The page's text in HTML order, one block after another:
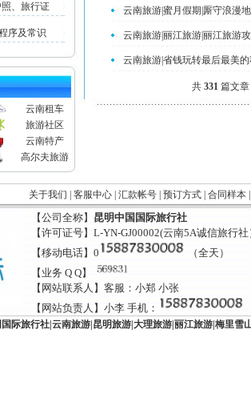
、旅行证
序及常识
云南租车
旅游社区
云南特产
高尔夫旅游
云南旅游|蜜月假期|厮守浪漫地
云南旅游|丽江旅游|丽江旅游
云南旅游|省钱玩转最后最美
共 331 篇文
关于我们 客服中心| 汇款帐号| 预订方式| 合同样本
【公司全称】 昆明中国国际旅行社
【许可证号】L-YN-GJ00002(云南5A诚信旅行社
【移动电话】0
（全天）
【业务 Q Q】
【网站联系人】客服：小郑 小张
【网站负责人】小李 手机：
国际旅行社| 云南旅游| 昆明旅游| 大理旅游| 丽江旅游| 梅里雪